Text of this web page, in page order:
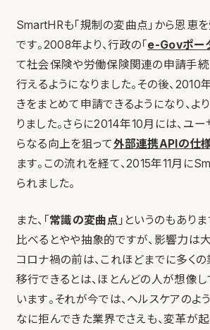
SmartHRも「規制の変曲点」から恩恵
です。2008年より、行政の「 e-Govポー
て社会保険や労働保険関連の申請手続
行えるようになりました。その後、
きをまとめて申請できるようになり、よ
りました。さらに2014年10月には、ユ
らなる向上を狙って外部連携APIの仕
ます。この流れを経て、2015年11月に
られました。
また、「 常識の変曲点 」というのもあり
比べるとやや抽象的ですが、影響力は大
コロナ禍の前は、これほどまでに多く
移行できるとは、ほとんどの人が想像
います。それが今では、ヘルスケアのよ
なに拒んできた業界でさえも、変革が起